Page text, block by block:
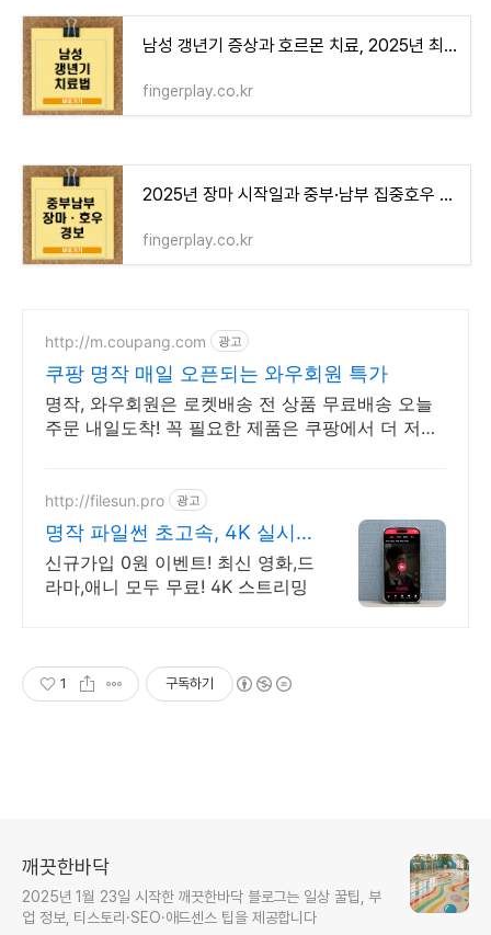
남성 갱년기 증상과 호르몬 치료, 2025년 최신 한국형 지침
fingerplay.co.kr
2025년 장마 시작일과 중부·남부 집중호우 예보
fingerplay.co.kr
http://m.coupang.com 광고
쿠팡 명작 매일 오픈되는 와우회원 특가
명작, 와우회원은 로켓배송 전 상품 무료배송 오늘
주문 내일도착! 꼭 필요한 제품은 쿠팡에서 더 저렴
http://filesun.pro 광고
명작 파일썬 초고속, 4K 실시
간 보기!
신규가입 0원 이벤트! 최신 영화,드
라마,애니 모두 무료! 4K 스트리밍
1 구독하기
깨끗한바닥
2025년 1월 23일 시작한 깨끗한바닥 블로그는 일상 꿀팁, 부
업 정보, 티스토리·SEO·애드센스 팁을 제공합니다